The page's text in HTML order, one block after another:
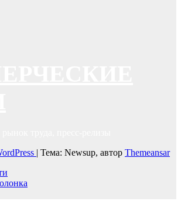
| Тема: Newsup, автор Themeansar